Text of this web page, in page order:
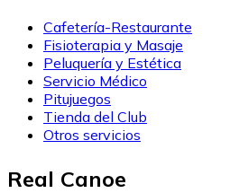
Cafetería-Restaurante
Fisioterapia y Masaje
Peluquería y Estética
Servicio Médico
Pitujuegos
Tienda del Club
Otros servicios
Real Canoe